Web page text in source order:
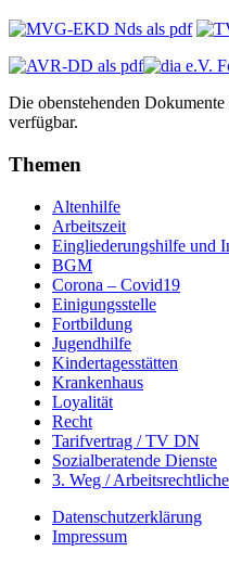
Die obenstehenden
verfügbar.
Themen
Altenhilfe
Arbeitszeit
Eingliederungshilfe und
BGM
Corona – Covid19
Einigungsstelle
Fortbildung
Jugendhilfe
Kindertagesstätten
Krankenhaus
Loyalität
Recht
Tarifvertrag / TV DN
Sozialberatende Dienste
3. Weg /
Datenschutzerklärung
Impressum